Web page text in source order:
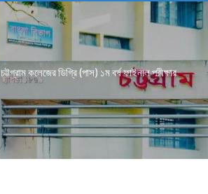
চট্টগ্রাম কলেজের ডিগ্রি (পাস) ১ম বর্ষ ফাইনাল পরীক্ষার